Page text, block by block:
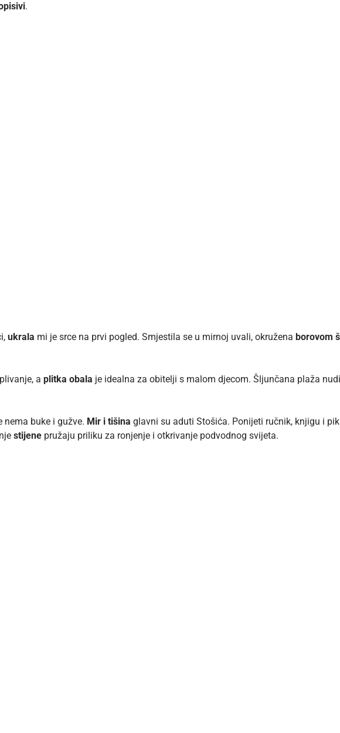
.
ukrala mi je srce na prvi pogled. Smjestila se u mirnoj uvali, okružena borovom
a plitka obala je idealna za obitelji s malom djecom. Šljunčana plaža nudi
buke i gužve. Mir i tišina glavni su aduti Stošića. Ponijeti ručnik, knjigu i
stijene pružaju priliku za ronjenje i otkrivanje podvodnog svijeta.